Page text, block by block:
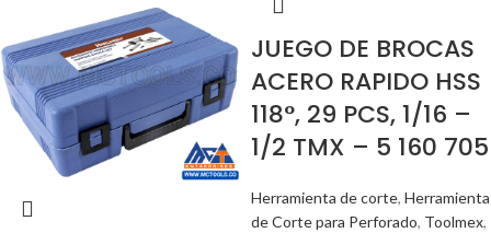
JUEGO DE BROCAS
ACERO RAPIDO HSS
118°, 29 PCS, 1/16 –
1/2 TMX – 5 160 705
Herramienta de corte, Herramienta
de Corte para Perforado, Toolmex,